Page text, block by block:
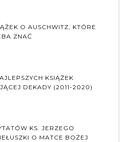
O AUSCHWITZ, KTÓRE
ZNAĆ
KSIĄŻEK
DEKADY (2011-2020)
KS. JERZEGO
O MATCE BOŻEJ